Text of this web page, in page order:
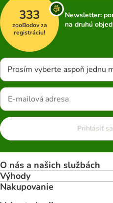
333
zooBodov za
registráciu!
Newsletter:
na druhú
Prosím vyberte aspoň jednu
Prihlásiť
O nás a našich službách
Výhody
Nakupovanie